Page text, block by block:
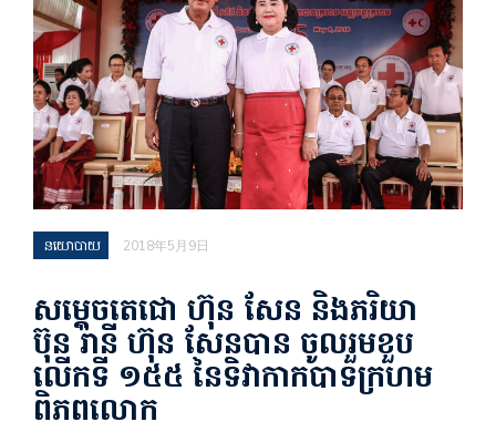
នយោបាយ 2018年5月9日
សម្ដេចតេជោ ហ៊ុន សែន និងភរិយា
ប៊ុន រ៉ានី ហ៊ុន សែនបាន ចូលរួមខួប
លើកទី ១៥៥ នៃទិវាកាកបាទក្រហម
ពិភពលោក